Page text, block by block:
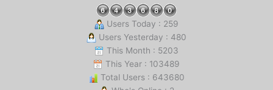
Users Today : 259
Users Yesterday : 480
This Month : 5203
This Year : 103489
Total Users : 643680